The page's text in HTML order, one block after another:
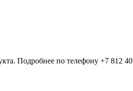
Подробнее по телефону +7 812